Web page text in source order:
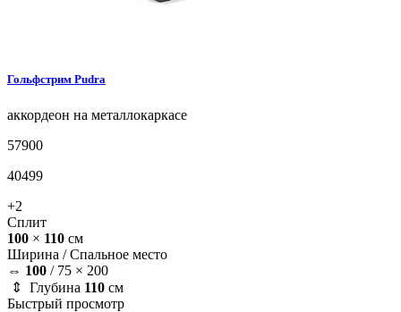
Гольфстрим Pudra
аккордеон на металлокаркасе
57900
40499
+2
Сплит
100 × 110 см
Ширина /Спальное место
⇔ 100 / 75 × 200
⇕ Глубина 110 см
Быстрый просмотр